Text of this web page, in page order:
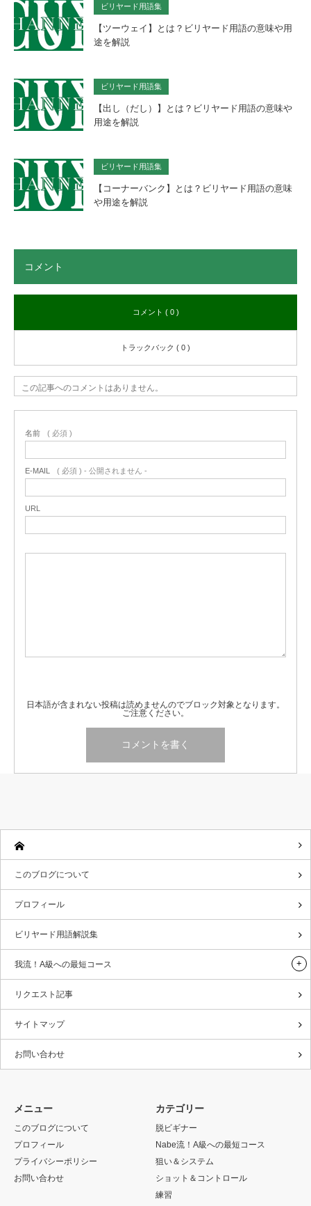
ビリヤード用語集
【ツーウェイ】とは？ビリヤード用語の意味や用
途を解説
ビリヤード用語集
【出し（だし）】とは？ビリヤード用語の意味や
用途を解説
ビリヤード用語集
【コーナーバンク】とは？ビリヤード用語の意味
や用途を解説
コメント
コメント ( 0 )
トラックバック ( 0 )
この記事へのコメントはありません。
名前 ( 必須 )
E-MAIL ( 必須 ) - 公開されません -
URL
日本語が含まれない投稿は読めませんのでブロック対象となります。
ご注意ください。
このブログについて
プロフィール
ビリヤード用語解説集
我流！A級への最短コース
リクエスト記事
サイトマップ
お問い合わせ
メニュー
このブログについて
プロフィール
プライバシーポリシー
お問い合わせ
カテゴリー
脱ビギナー
Nabe流！A級への最短コース
狙い＆システム
ショット＆コントロール
練習